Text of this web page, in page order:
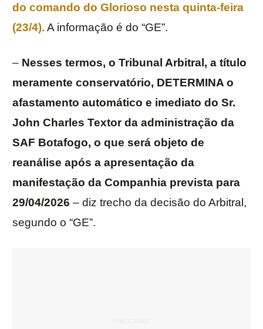
do comando do Glorioso nesta quinta-feira
(23/4). A informação é do “GE”.
– Nesses termos, o Tribunal Arbitral, a título
meramente conservatório, DETERMINA o
afastamento automático e imediato do Sr.
John Charles Textor da administração da
SAF Botafogo, o que será objeto de
reanálise após a apresentação da
manifestação da Companhia prevista para
29/04/2026 – diz trecho da decisão do Arbitral,
segundo o “GE”.